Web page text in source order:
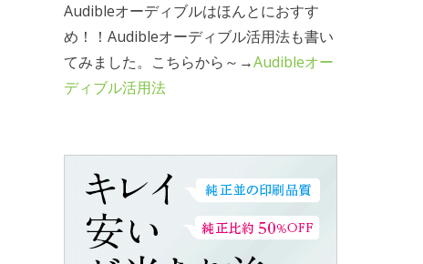
Audibleオーディブルはほんとにおすす
め！！Audibleオーディブル活用法も書い
てみました。こちらから～→Audibleオー
ディブル活用法